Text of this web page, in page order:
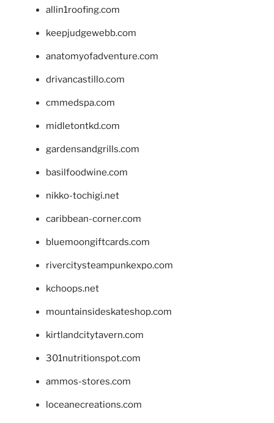
allin1roofing.com
keepjudgewebb.com
anatomyofadventure.com
drivancastillo.com
cmmedspa.com
midletontkd.com
gardensandgrills.com
basilfoodwine.com
nikko-tochigi.net
caribbean-corner.com
bluemoongiftcards.com
rivercitysteampunkexpo.com
kchoops.net
mountainsideskateshop.com
kirtlandcitytavern.com
301nutritionspot.com
ammos-stores.com
loceanecreations.com